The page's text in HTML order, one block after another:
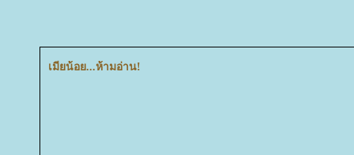
เมียน้อย...ห้ามอ่าน!